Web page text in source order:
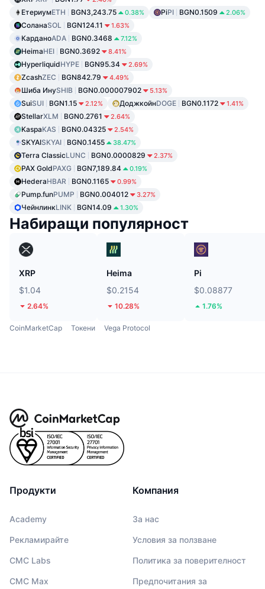
ЕтериумETH BGN3,243.75 0.38% PiPI BGN0.1509 2.06%
СоланаSOL BGN124.11 1.63%
КарданоADA BGN0.3468 7.12%
HeimaHEI BGN0.3692 8.41%
HyperliquidHYPE BGN95.34 2.69%
ZcashZEC BGN842.79 4.49%
Шиба ИнуSHIB BGN0.000007902 5.13%
SuiSUI BGN1.15 2.12% ДоджкойнDOGE BGN0.1172 1.41%
StellarXLM BGN0.2761 2.64%
KaspaKAS BGN0.04325 2.54%
SKYAISKYAI BGN0.1455 38.47%
Terra ClassicLUNC BGN0.0000829 2.37%
PAX GoldPAXG BGN7,189.84 0.19%
HederaHBAR BGN0.1165 0.99%
Pump.funPUMP BGN0.004012 3.27%
ЧейнлинкLINK BGN14.09 1.30%
Набиращи популярност
XRP
$1.04
2.64%
Heima
$0.2154
10.28%
Pi
$0.08877
1.76%
CoinMarketCap Токени Vega Protocol
Продукти
Academy
Рекламирайте
CMC Labs
CMC Max
Компания
За нас
Условия за ползване
Политика за поверителност
Предпочитания за